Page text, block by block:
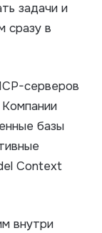
задачи и
сразу в
серверов
базы
Context
внутри